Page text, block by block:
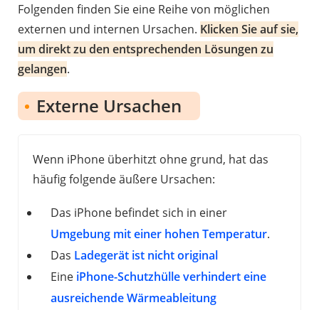
Folgenden finden Sie eine Reihe von möglichen
externen und internen Ursachen. Klicken Sie auf sie,
um direkt zu den entsprechenden Lösungen zu
gelangen.
Externe Ursachen
Wenn iPhone überhitzt ohne grund, hat das
häufig folgende äußere Ursachen:
Das iPhone befindet sich in einer
Umgebung mit einer hohen Temperatur.
Das Ladegerät ist nicht original
Eine iPhone-Schutzhülle verhindert eine
ausreichende Wärmeableitung